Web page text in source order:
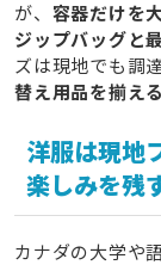
が、 容器だけを
ジップバッグと
ズは現地でも調
替え用品を揃え
洋服は現地
楽しみを残
カナダの大学や